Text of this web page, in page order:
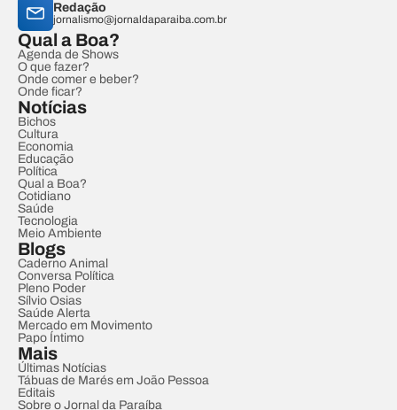
Redação
jornalismo@jornaldaparaiba.com.br
Qual a Boa?
Agenda de Shows
O que fazer?
Onde comer e beber?
Onde ficar?
Notícias
Bichos
Cultura
Economia
Educação
Política
Qual a Boa?
Cotidiano
Saúde
Tecnologia
Meio Ambiente
Blogs
Caderno Animal
Conversa Política
Pleno Poder
Sílvio Osias
Saúde Alerta
Mercado em Movimento
Papo Íntimo
Mais
Últimas Notícias
Tábuas de Marés em João Pessoa
Editais
Sobre o Jornal da Paraíba